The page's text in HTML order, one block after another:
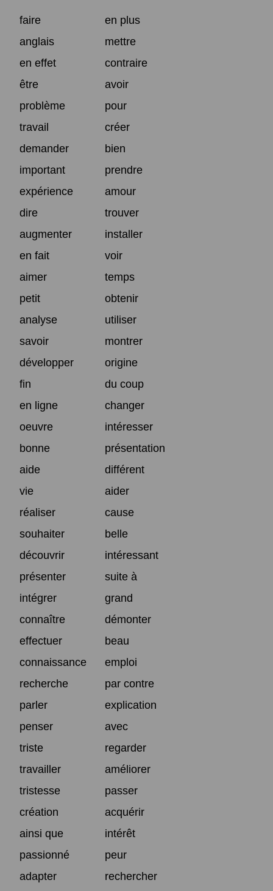
faire
en plus
anglais
mettre
en effet
contraire
être
avoir
problème
pour
travail
créer
demander
bien
important
prendre
expérience
amour
dire
trouver
augmenter
installer
en fait
voir
aimer
temps
petit
obtenir
analyse
utiliser
savoir
montrer
développer
origine
fin
du coup
en ligne
changer
oeuvre
intéresser
bonne
présentation
aide
différent
vie
aider
réaliser
cause
souhaiter
belle
découvrir
intéressant
présenter
suite à
intégrer
grand
connaître
démonter
effectuer
beau
connaissance
emploi
recherche
par contre
parler
explication
penser
avec
triste
regarder
travailler
améliorer
tristesse
passer
création
acquérir
ainsi que
intérêt
passionné
peur
adapter
rechercher